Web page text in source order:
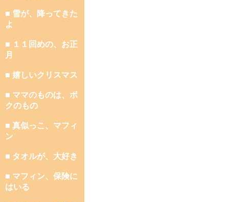
■ 雪が、降ってきた
よ
■ １１回めの、お正
月
■ 嬉しいクリスマス
■ ママのものは、ボ
クのもの
■ 真似っこ、マフィ
ン
■ タオルが、大好き
■ マフィン、保険に
はいる